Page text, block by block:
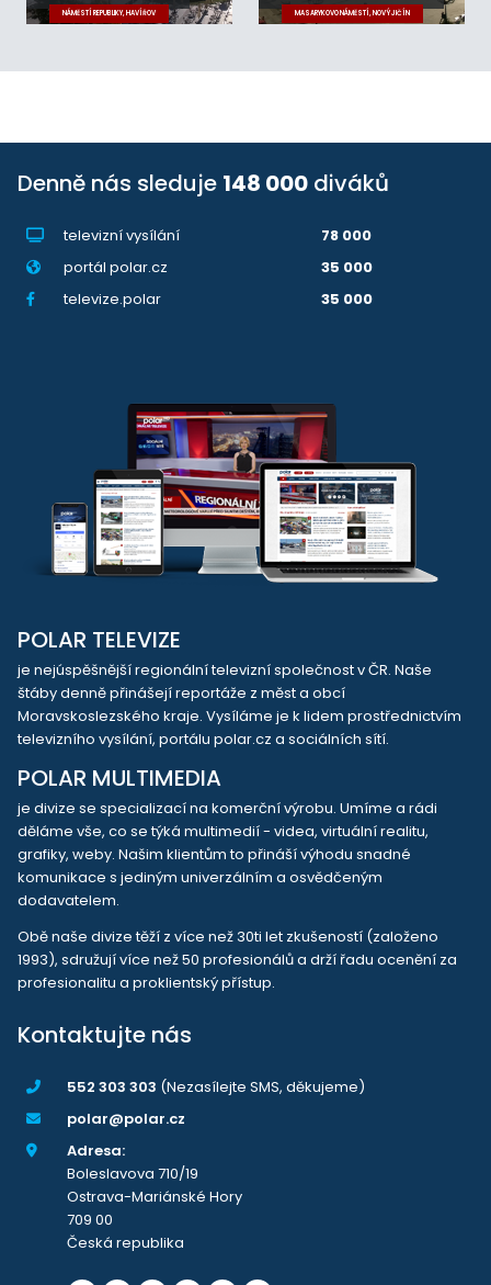
NÁMĚSTÍ REPUBLIKY, HAVÍŘOV MASARYKOVO NÁMĚSTÍ, NOVÝ JIČÍN
Denně nás sleduje 148 000 diváků
televizní vysílání
78 000
portál polar.cz
35 000
televize.polar
35 000
POLAR TELEVIZE
je nejúspěšnější regionální televizní společnost v ČR. Naše
štáby denně přinášejí reportáže z měst a obcí
Moravskoslezského kraje. Vysíláme je k lidem prostřednictvím
televizního vysílání, portálu polar.cz a sociálních sítí.
POLAR MULTIMEDIA
je divize se specializací na komerční výrobu. Umíme a rádi
děláme vše, co se týká multimedií - videa, virtuální realitu,
grafiky, weby. Našim klientům to přináší výhodu snadné
komunikace s jediným univerzálním a osvědčeným
dodavatelem.
Obě naše divize těží z více než 30ti let zkušeností (založeno
1993), sdružují více než 50 profesionálů a drží řadu ocenění za
profesionalitu a proklientský přístup.
Kontaktujte nás
552 303 303 (Nezasílejte SMS, děkujeme)
polar@polar.cz
Adresa:
Boleslavova 710/19
Ostrava-Mariánské Hory
709 00
Česká republika